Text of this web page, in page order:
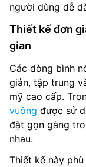
người dùng dễ
Thiết kế đơn
gian
Các dòng bình
giản, tập trung
mỹ cao cấp.
vuông được sử
đặt gọn gàng
nhau.
Thiết kế này